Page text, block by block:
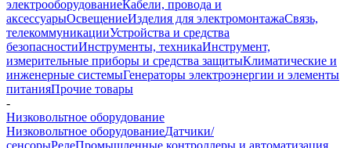
электрооборудованиеКабели, провода и
аксессуарыОсвещениеИзделия для электромонтажаСвязь,
телекоммуникацииУстройства и средства
безопасностиИнструменты, техникаИнструмент,
измерительные приборы и средства защитыКлиматические и
инженерные системыГенераторы электроэнергии и элементы
питанияПрочие товары
-
Низковольтное оборудование
Низковольтное оборудованиеДатчики/
сенсорыРелеПромышленные контроллеры и автоматизация